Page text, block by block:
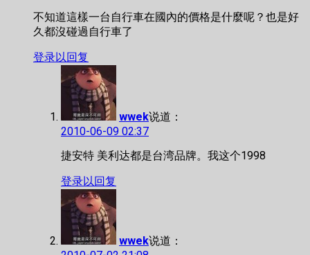
不知道這樣一台自行車在國內的價格是什麼呢？也是好
久都沒碰過自行車了
登录以回复
wwek说道：
2010-06-09 02:37
捷安特 美利达都是台湾品牌。我这个1998
登录以回复
wwek说道：